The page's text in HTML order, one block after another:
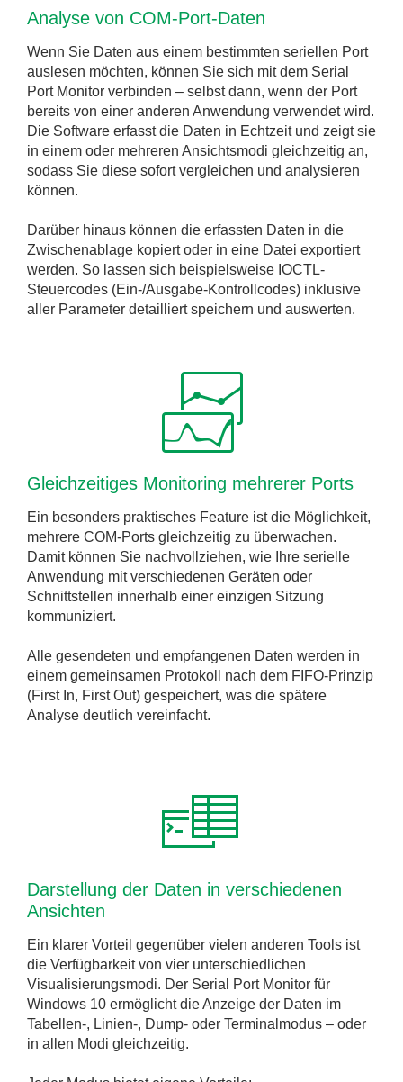
Analyse von COM-Port-Daten
Wenn Sie Daten aus einem bestimmten seriellen Port
auslesen möchten, können Sie sich mit dem Serial
Port Monitor verbinden – selbst dann, wenn der Port
bereits von einer anderen Anwendung verwendet wird.
Die Software erfasst die Daten in Echtzeit und zeigt sie
in einem oder mehreren Ansichtsmodi gleichzeitig an,
sodass Sie diese sofort vergleichen und analysieren
können.
Darüber hinaus können die erfassten Daten in die
Zwischenablage kopiert oder in eine Datei exportiert
werden. So lassen sich beispielsweise IOCTL-
Steuercodes (Ein-/Ausgabe-Kontrollcodes) inklusive
aller Parameter detailliert speichern und auswerten.
Gleichzeitiges Monitoring mehrerer Ports
Ein besonders praktisches Feature ist die Möglichkeit,
mehrere COM-Ports gleichzeitig zu überwachen.
Damit können Sie nachvollziehen, wie Ihre serielle
Anwendung mit verschiedenen Geräten oder
Schnittstellen innerhalb einer einzigen Sitzung
kommuniziert.
Alle gesendeten und empfangenen Daten werden in
einem gemeinsamen Protokoll nach dem FIFO-Prinzip
(First In, First Out) gespeichert, was die spätere
Analyse deutlich vereinfacht.
Darstellung der Daten in verschiedenen
Ansichten
Ein klarer Vorteil gegenüber vielen anderen Tools ist
die Verfügbarkeit von vier unterschiedlichen
Visualisierungsmodi. Der Serial Port Monitor für
Windows 10 ermöglicht die Anzeige der Daten im
Tabellen-, Linien-, Dump- oder Terminalmodus – oder
in allen Modi gleichzeitig.